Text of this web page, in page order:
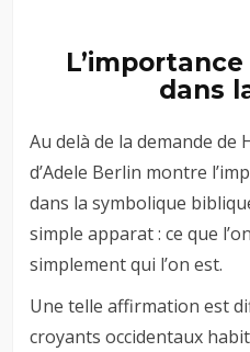
dans
Au delà de la demande de
d’Adele Berlin montre
dans la symbolique
simple apparat : ce que
simplement qui l’on est.
Une telle affirmation est
croyants occidentaux